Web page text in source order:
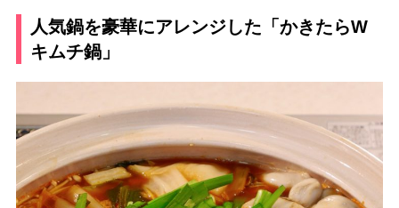
人気鍋を豪華にアレンジした「かきたらW
キムチ鍋」